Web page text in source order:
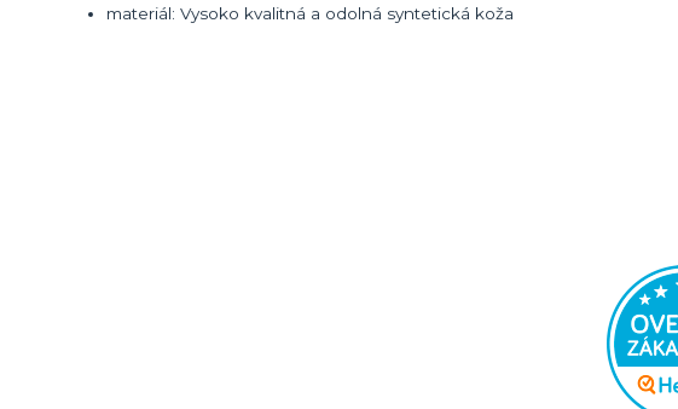
materiál: Vysoko kvalitná a odolná syntetická koža